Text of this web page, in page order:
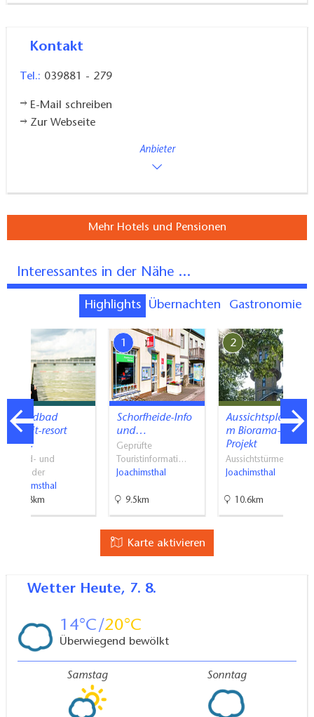
Kontakt
Tel.: 039881 - 279
E-Mail schreiben
Zur Webseite
Anbieter
Mehr Hotels und Pensionen
Interessantes in der Nähe ...
Highlights Übernachten Gastronomie
Strandbad
seezeit-resort
am…
Strand- und
Freibäder
Joachimsthal
14.8km
1
Schorfheide-Info
und…
Geprüfte
Touristinformati…
Joachimsthal
9.5km
2
Aussichtsplattfor
m Biorama-
Projekt
Aussichtstürme
Joachimsthal
10.6km
Karte aktivieren
Wetter Heute, 7. 8.
14 20
Überwiegend bewölkt
Samstag Sonntag